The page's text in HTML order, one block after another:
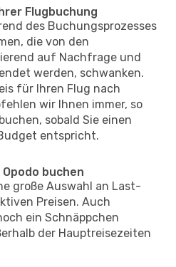
Flugbuchung
des Buchungsprozesses
die von den
auf Nachfrage und
werden, schwanken.
für Ihren Flug nach
wir Ihnen immer, so
sobald Sie einen
entspricht.
buchen
große Auswahl an Last-
Preisen. Auch
ein Schnäppchen
der Hauptreisezeiten